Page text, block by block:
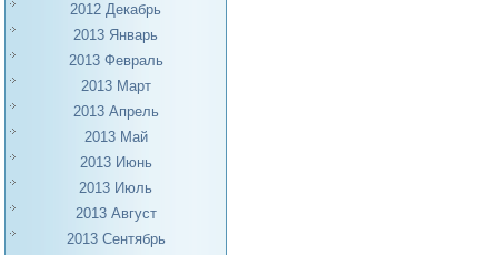
2012 Декабрь
2013 Январь
2013 Февраль
2013 Март
2013 Апрель
2013 Май
2013 Июнь
2013 Июль
2013 Август
2013 Сентябрь